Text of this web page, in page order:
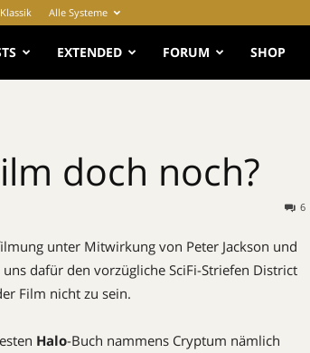
Klassik Alle Systeme
EXTENDED FORUM SHOP
doch noch?
6
unter Mitwirkung von Peter Jackson und
dafür den vorzügliche SciFi-Striefen District
Film nicht zu sein.
Halo-Buch nammens Cryptum nämlich